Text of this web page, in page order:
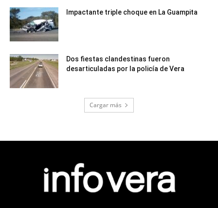
Impactante triple choque en La Guampita
Dos fiestas clandestinas fueron
desarticuladas por la policía de Vera
Cargar más